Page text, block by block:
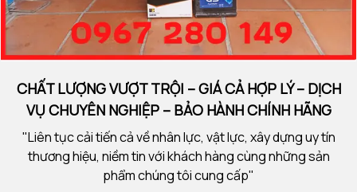
CHẤT LƯỢNG VƯỢT TRỘI – GIÁ CẢ HỢP LÝ – DỊCH
VỤ CHUYÊN NGHIỆP – BẢO HÀNH CHÍNH HÃNG
"Liên tục cải tiến cả về nhân lực, vật lực, xây dựng uy tín
thương hiệu, niềm tin với khách hàng cùng những sản
phẩm chúng tôi cung cấp"